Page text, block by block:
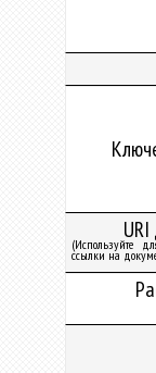
(Используйте
ссылки на